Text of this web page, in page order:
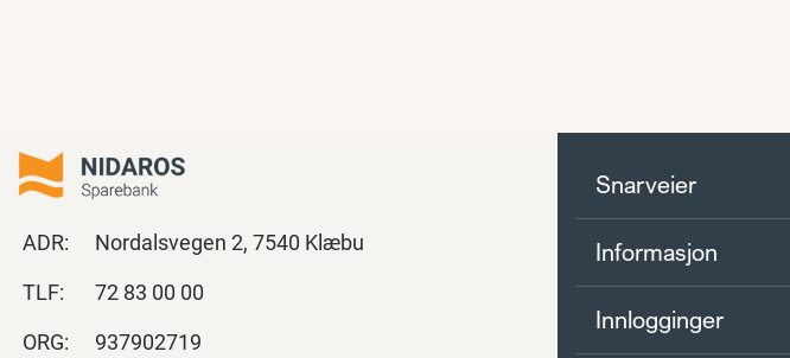
Snarveier
Informasjon
Innlogginger
ADR:
Nordalsvegen 2, 7540 Klæbu
TLF:
72 83 00 00
ORG:
937902719